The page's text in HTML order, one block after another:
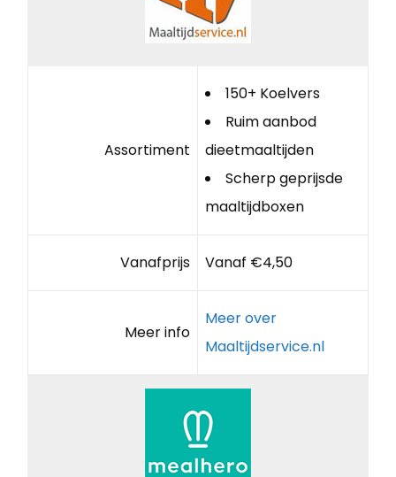
Assortiment
150+ Koelvers
Ruim aanbod
dieetmaaltijden
Scherp geprijsde
maaltijdboxen
Vanafprijs Vanaf €4,50
Meer info
Meer over
Maaltijdservice.nl